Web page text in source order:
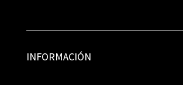
INFORMACIÓN